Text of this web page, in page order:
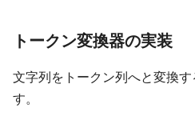
トークン変換器の実装
文字列をトークン列へと変換
す。